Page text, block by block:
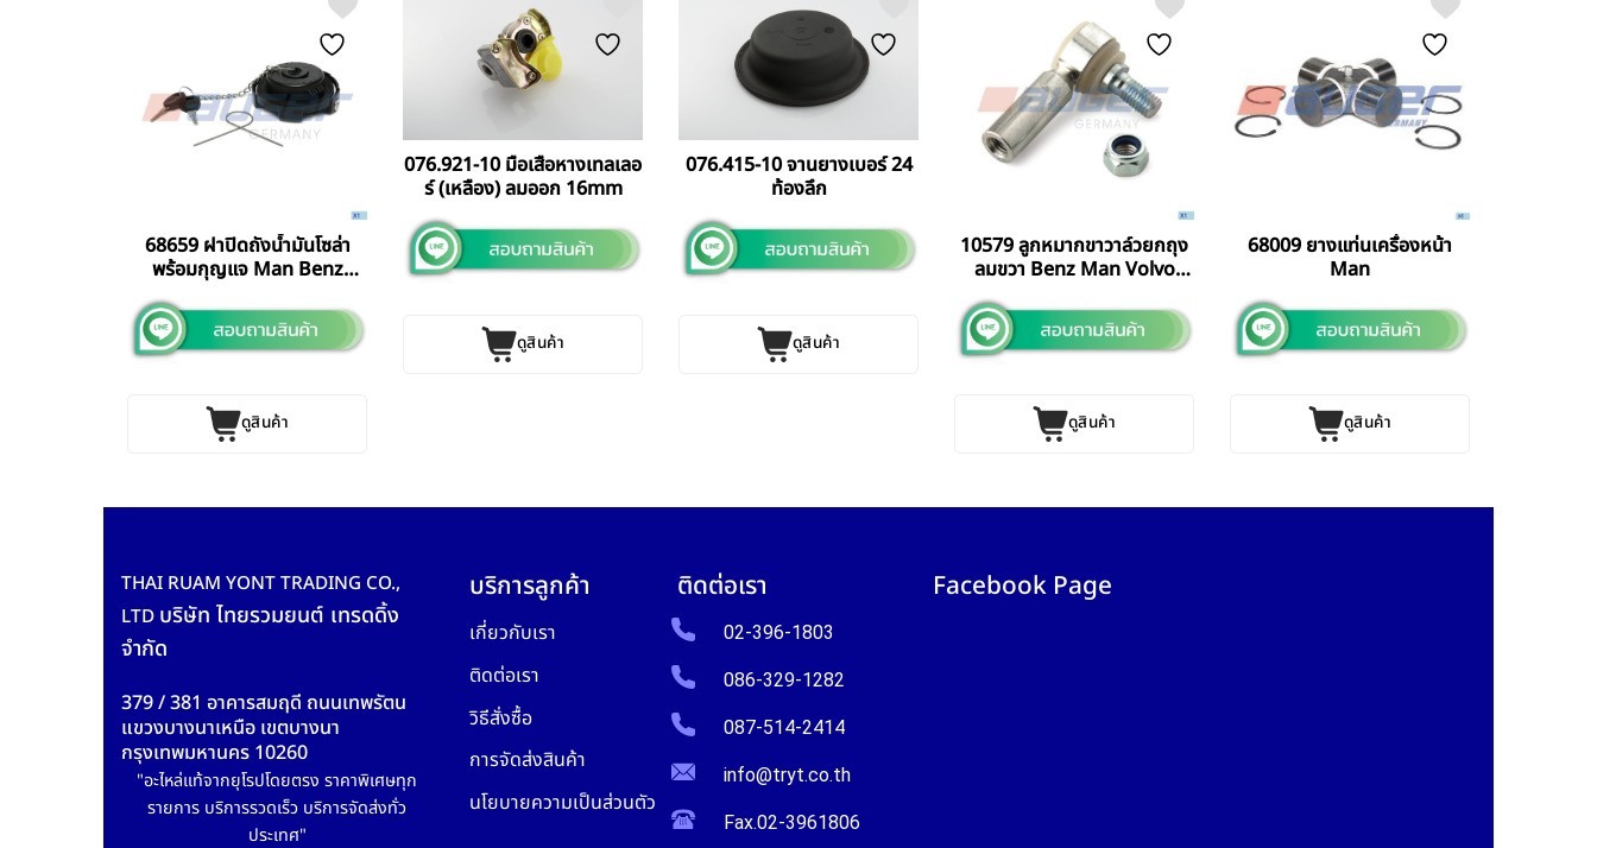
68659 ฝาปิดถังน้ำมันโซล่า
พร้อมกุญแจ Man Benz
ดูสินค้า
076.921-10 มือเสือหางเทลเลอ
ร์ (เหลือง) ลมออก 16mm
ดูสินค้า
076.415-10 จานยางเบอร์ 24
ท้องลึก
ดูสินค้า
10579 ลูกหมากขาวาล์วยกถุง
ลมขวา Benz Man Volvo
ดูสินค้า
68009 ยางแท่นเครื่องหน้า
Man
ดูสินค้า
THAI RUAM YONT TRADING CO.,
LTD บริษัท ไทยรวมยนต์ เทรดดิ้ง
จำกัด
379 / 381 อาคารสมฤดี ถนนเทพรัตน
แขวงบางนาเหนือ เขตบางนา
กรุงเทพมหานคร 10260
"อะไหล่แท้จากยุโรปโดยตรง ราคาพิเศษทุก
รายการ บริการรวดเร็ว บริการจัดส่งทั่ว
ประเทศ"
บริการลูกค้า
เกี่ยวกับเรา
ติดต่อเรา
วิธีสั่งซื้อ
การจัดส่งสินค้า
นโยบายความเป็นส่วนตัว
ติดต่อเรา
02-396-1803
086-329-1282
087-514-2414
info@tryt.co.th
Fax.02-3961806
Facebook Page